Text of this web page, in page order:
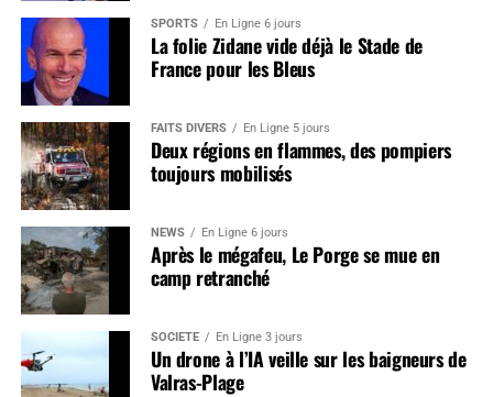
SPORTS En Ligne 6 jours
La folie Zidane vide déjà le Stade de
France pour les Bleus
FAITS DIVERS En Ligne 5 jours
Deux régions en flammes, des pompiers
toujours mobilisés
NEWS En Ligne 6 jours
Après le mégafeu, Le Porge se mue en
camp retranché
SOCIÉTÉ En Ligne 3 jours
Un drone à l’IA veille sur les baigneurs de
Valras-Plage